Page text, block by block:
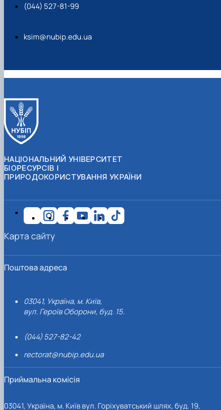
(044) 527-81-99
ksim@nubip.edu.ua
НАЦІОНАЛЬНИЙ УНІВЕРСИТЕТ
БІОРЕСУРСІВ І
ПРИРОДОКОРИСТУВАННЯ УКРАЇНИ
Поштова адреса
03041, Україна, м. Київ,
вул. Героїв Оборони, буд. 15.
(044) 527-82-42
rectorat@nubip.edu.ua
Приймальна комісія
03041, Україна, м. Київ вул. Горіхуватський шлях, буд. 19,
Карта сайту